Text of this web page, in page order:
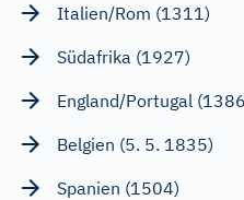
Italien/Rom (1311)
Südafrika (1927)
England/Portugal
Belgien (5. 5. 1835)
Spanien (1504)